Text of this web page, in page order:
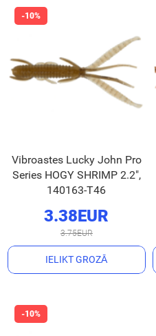
Vibroastes Lucky John Pro
Series HOGY SHRIMP 2.2",
140163-T46
3.38EUR
3.75EUR
IELIKT GROZĀ